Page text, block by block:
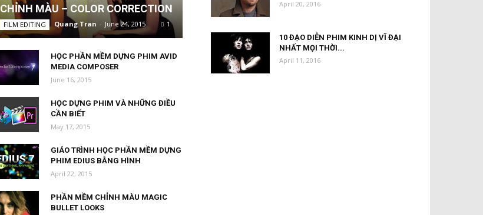
CHỈNH MÀU – COLOR CORRECTION
FILM EDITING Quang Tran - June 24, 2015 1
HỌC PHẦN MỀM DỰNG PHIM AVID
MEDIA COMPOSER
June 16, 2015
HỌC DỰNG PHIM VÀ NHỮNG ĐIỀU
CẦN BIẾT
May 17, 2015
GIÁO TRÌNH HỌC PHẦN MỀM DỰNG
PHIM EDIUS BẰNG HÌNH
April 22, 2015
PHẦN MỀM CHỈNH MÀU MAGIC
BULLET LOOKS
April 20, 2016
10 ĐẠO DIỄN PHIM KINH DỊ VĨ ĐẠI
NHẤT MỌI THỜI...
April 11, 2016